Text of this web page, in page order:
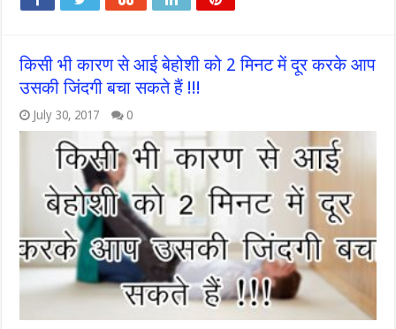
किसी भी कारण से आई बेहोशी को 2 मिनट में दूर करके आप
उसकी जिंदगी बचा सकते हैं !!!
July 30, 2017 0